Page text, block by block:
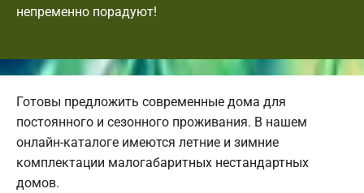
непременно порадуют!
Готовы предложить современные дома для
постоянного и сезонного проживания. В нашем
онлайн-каталоге имеются летние и зимние
комплектации малогабаритных нестандартных
домов.